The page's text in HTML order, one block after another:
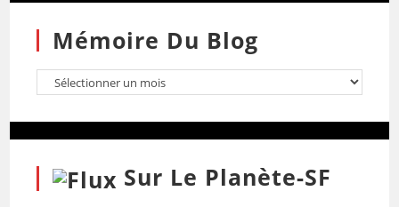
Mémoire Du Blog
Sur Le Planète-SF